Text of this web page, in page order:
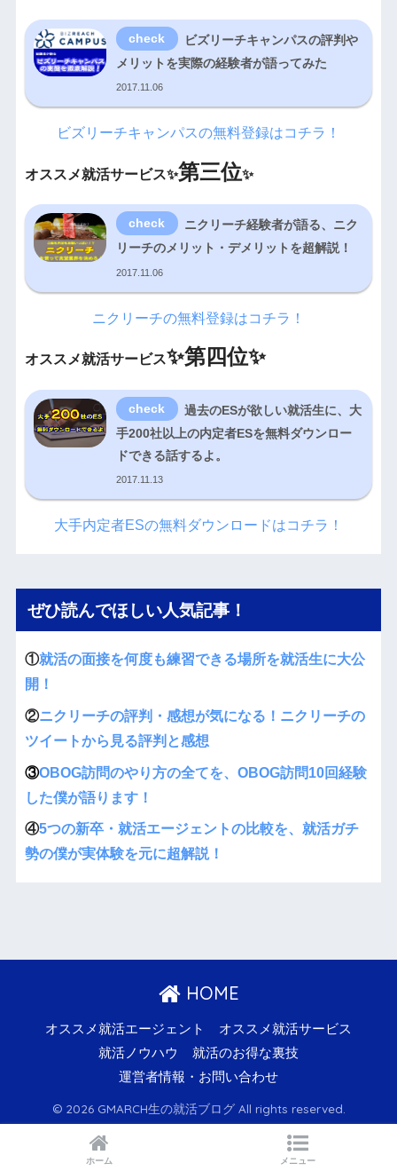
ビズリーチキャンパスの評判や
メリットを実際の経験者が語ってみた
2017.11.06
ビズリーチキャンパスの無料登録はコチラ！
オススメ就活サービス✨第三位✨
ニクリーチ経験者が語る、ニク
リーチのメリット・デメリットを超解説！
2017.11.06
ニクリーチの無料登録はコチラ！
オススメ就活サービス✨第四位✨
過去のESが欲しい就活生に、大
手200社以上の内定者ESを無料ダウンロー
ドできる話するよ。
2017.11.13
大手内定者ESの無料ダウンロードはコチラ！
ぜひ読んでほしい人気記事！
①就活の面接を何度も練習できる場所を就活生に大公
開！
②ニクリーチの評判・感想が気になる！ニクリーチの
ツイートから見る評判と感想
③OBOG訪問のやり方の全てを、OBOG訪問10回経験
した僕が語ります！
④5つの新卒・就活エージェントの比較を、就活ガチ
勢の僕が実体験を元に超解説！
HOME
オススメ就活エージェント
オススメ就活サービス
就活ノウハウ
就活のお得な裏技
運営者情報・お問い合わせ
© 2026 GMARCH生の就活ブログ All rights reserved.
ホーム メニュー